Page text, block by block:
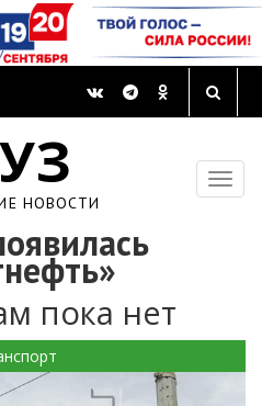
НОВОСТИ
пока нет